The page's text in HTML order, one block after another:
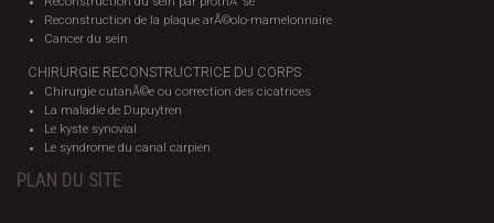
Reconstruction de la plaque arÃ©olo-mamelonnaire
Cancer du sein
CHIRURGIE RECONSTRUCTRICE DU CORPS
Chirurgie cutanÃ©e ou correction des cicatrices
La maladie de Dupuytren
Le kyste synovial
Le syndrome du canal carpien
PLAN DU SITE